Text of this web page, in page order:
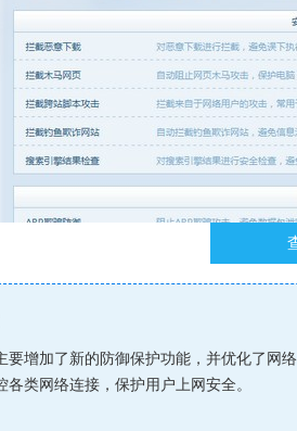
要增加了新的防御保护功能，并优化了网
各类网络连接，保护用户上网安全。